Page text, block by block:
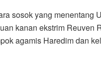
sosok yang menentang
kanan ekstrim Reuven
agamis Haredim dan